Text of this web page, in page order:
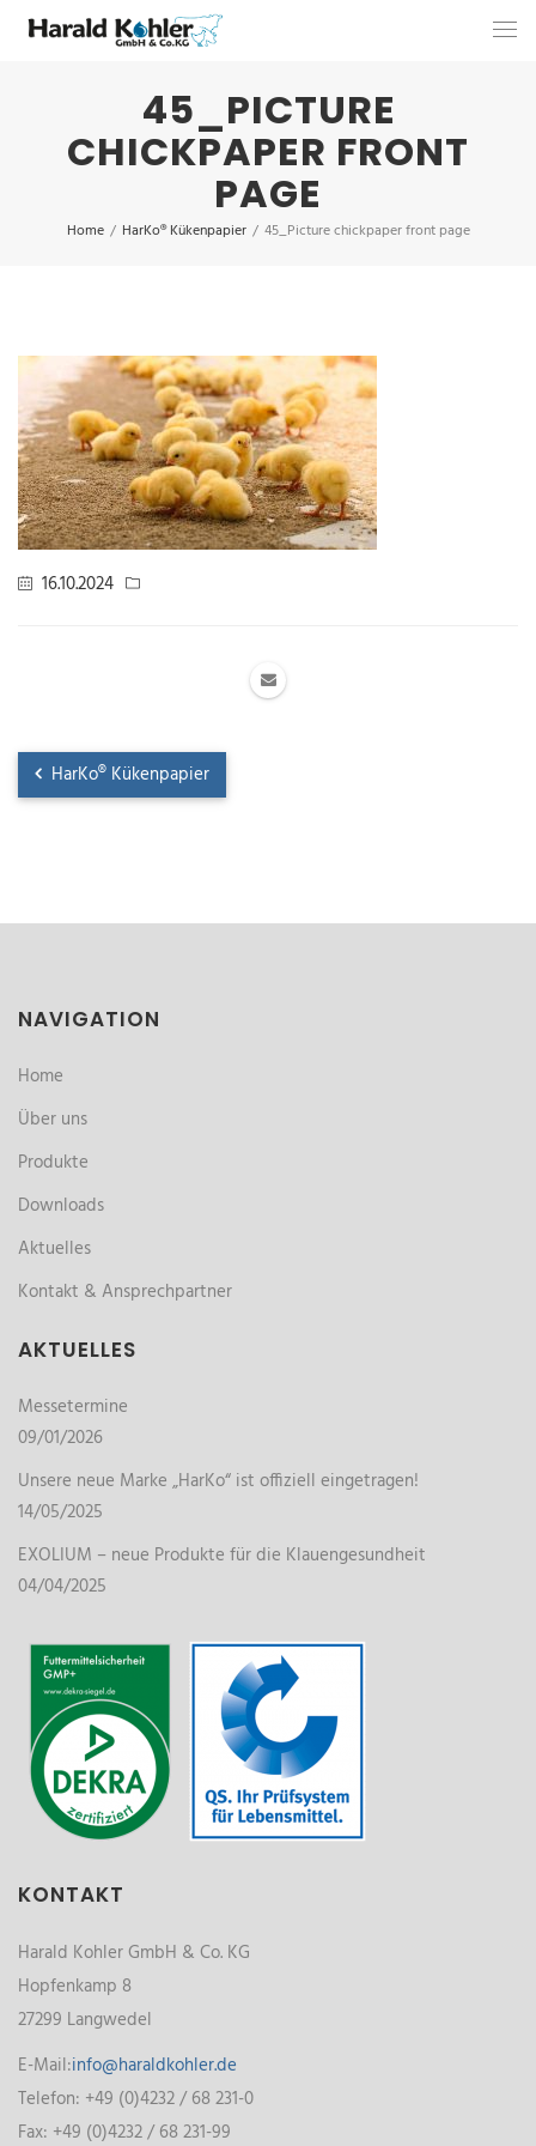
45_PICTURE
CHICKPAPER FRONT
PAGE
Home / HarKo® Kükenpapier / 45_Picture chickpaper front page
16.10.2024
HarKo® Kükenpapier
NAVIGATION
Home
Über uns
Produkte
Downloads
Aktuelles
Kontakt & Ansprechpartner
AKTUELLES
Messetermine
09/01/2026
Unsere neue Marke „HarKo“ ist offiziell eingetragen!
14/05/2025
EXOLIUM – neue Produkte für die Klauengesundheit
04/04/2025
KONTAKT
Harald Kohler GmbH & Co. KG
Hopfenkamp 8
27299 Langwedel
E-Mail:info@haraldkohler.de
Telefon: +49 (0)4232 / 68 231-0
Fax: +49 (0)4232 / 68 231-99